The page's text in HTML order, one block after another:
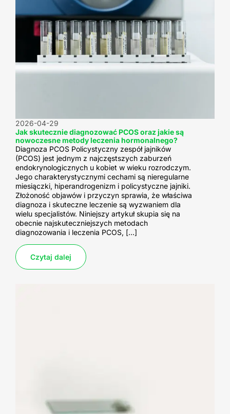
Jak skutecznie diagnozować PCOS oraz jakie są
nowoczesne metody leczenia hormonalnego?
2026-04-29
Diagnoza PCOS Policystyczny zespół jajników
(PCOS) jest jednym z najczęstszych zaburzeń
endokrynologicznych u kobiet w wieku rozrodczym.
Jego charakterystycznymi cechami są nieregularne
miesiączki, hiperandrogenizm i policystyczne jajniki.
Złożoność objawów i przyczyn sprawia, że właściwa
diagnoza i skuteczne leczenie są wyzwaniem dla
wielu specjalistów. Niniejszy artykuł skupia się na
obecnie najskuteczniejszych metodach
diagnozowania i leczenia PCOS, […]
Czytaj dalej